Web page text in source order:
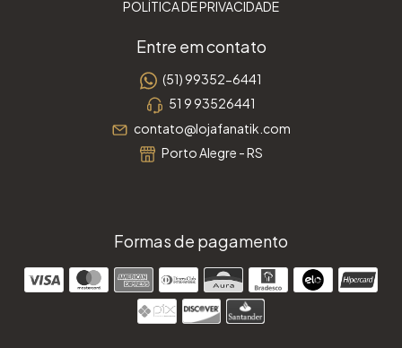
POLÍTICA DE PRIVACIDADE
Entre em contato
(51) 99352-6441
51 9 93526441
contato@lojafanatik.com
Porto Alegre - RS
Formas de pagamento